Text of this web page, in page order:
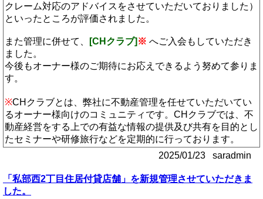
クレーム対応のアドバイスをさせていただいておりました）
といったところが評価されました。
また管理に併せて、 [CHクラブ] ※ へご入会もしていただき
ました。
今後もオーナー様のご期待にお応えできるよう努めて参りま
す。
※CHクラブとは、弊社に不動産管理を任せていただいてい
るオーナー様向けのコミュニティです。CHクラブでは、不
動産経営をする上での有益な情報の提供及び共有を目的とし
たセミナーや研修旅行などを定期的に行っております。
2025/01/23 saradmin
「私部西2丁目住居付貸店舗」を新規管理させていただきま
した。